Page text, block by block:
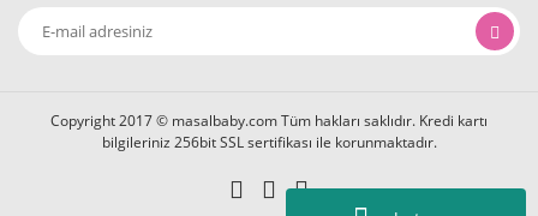
Copyright 2017 © masalbaby.com Tüm hakları saklıdır. Kredi kartı
bilgileriniz 256bit SSL sertifikası ile korunmaktadır.